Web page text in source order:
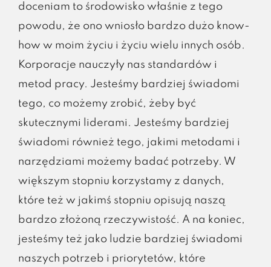
doceniam to środowisko właśnie z tego
powodu, że ono wniosło bardzo dużo know-
how w moim życiu i życiu wielu innych osób.
Korporacje nauczyły nas standardów i
metod pracy. Jesteśmy bardziej świadomi
tego, co możemy zrobić, żeby być
skutecznymi liderami. Jesteśmy bardziej
świadomi również tego, jakimi metodami i
narzędziami możemy badać potrzeby. W
większym stopniu korzystamy z danych,
które też w jakimś stopniu opisują naszą
bardzo złożoną rzeczywistość. A na koniec,
jesteśmy też jako ludzie bardziej świadomi
naszych potrzeb i priorytetów, które